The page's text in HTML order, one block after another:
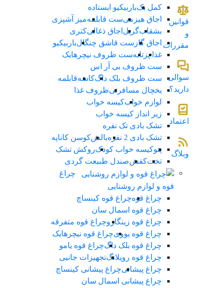
قوانین
و
مقررات
سوالی
دارید؟
اعتماد
وبلاگ
کمل بکباربیکیو ایستاده
اجاق هیزمیست قابلمهمیز آشپزی
بشقابگریل اجاق ذغالیکتری
اجاق گاز ست قاشق چنگالباربیکیو
غذا پز تابهست ظروف نیچرهایک
ست ظروف بی آر اس
ست ظروف بلک داگکاسهقابلمه
یخچال مسافرتیظروف غذا
لوازم خوابکیسه خواب
زیر انداز کیسه خواب
تشک بادی تک نفره
تشک بادی 2 نفره
بالشکوسن کاناپه
پتوکیسه خواب کودکروکش تشک
تختکفشصندل طبیعت گردی
چراغ
قوه و لوازم روشنایی
چراغ قوهچراغ قوه کینساچ
چراغ قوه اسمال سان
چراغ قوه زینگاروچراغ قوه متفرقه
چراغ قوه یوویچراغ قوه نیچرهایک
چراغ قوه بلک‌ داگچراغ قوه یامو
چراغ قوه رویلانگتجهیزات جانبی
چراغ پیشانیچراغ پیشانی کینساچ
چراغ پیشانی اسمال سان